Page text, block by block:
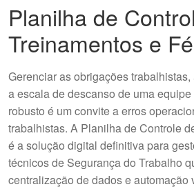
Planilha de
Treinamentos e
Gerenciar as obrigações
a escala de descanso de uma
robusto é um convite a erros
trabalhistas. A Planilha de Controle
é a solução digital definitiva para
técnicos de Segurança do Trabalho
centralização de dados e automação